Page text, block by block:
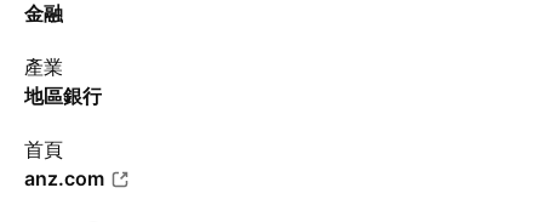
金融
產業
地區銀行
首頁
anz.com